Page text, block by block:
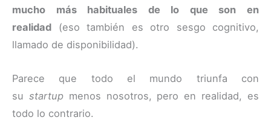
mucho más habituales de lo que son en
realidad (eso también es otro sesgo cognitivo,
llamado de disponibilidad).
Parece que todo el mundo triunfa con
su startup menos nosotros, pero en realidad, es
todo lo contrario.